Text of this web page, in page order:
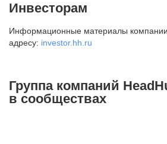
внутригородская территория
Муниципальный округ Тверской,
2-я Брестская ул., д. 48,
+7 495 980-64-27
Инвесторам
Информационные материалы
адресу: investor.hh.ru
Группа компаний
в сообществах